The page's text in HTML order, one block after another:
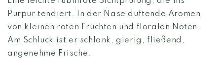
Purpur tendiert. In der Nase duftende Aromen
von kleinen roten Früchten und floralen Noten.
Am Schluck ist er schlank, gierig, fließend,
angenehme Frische.